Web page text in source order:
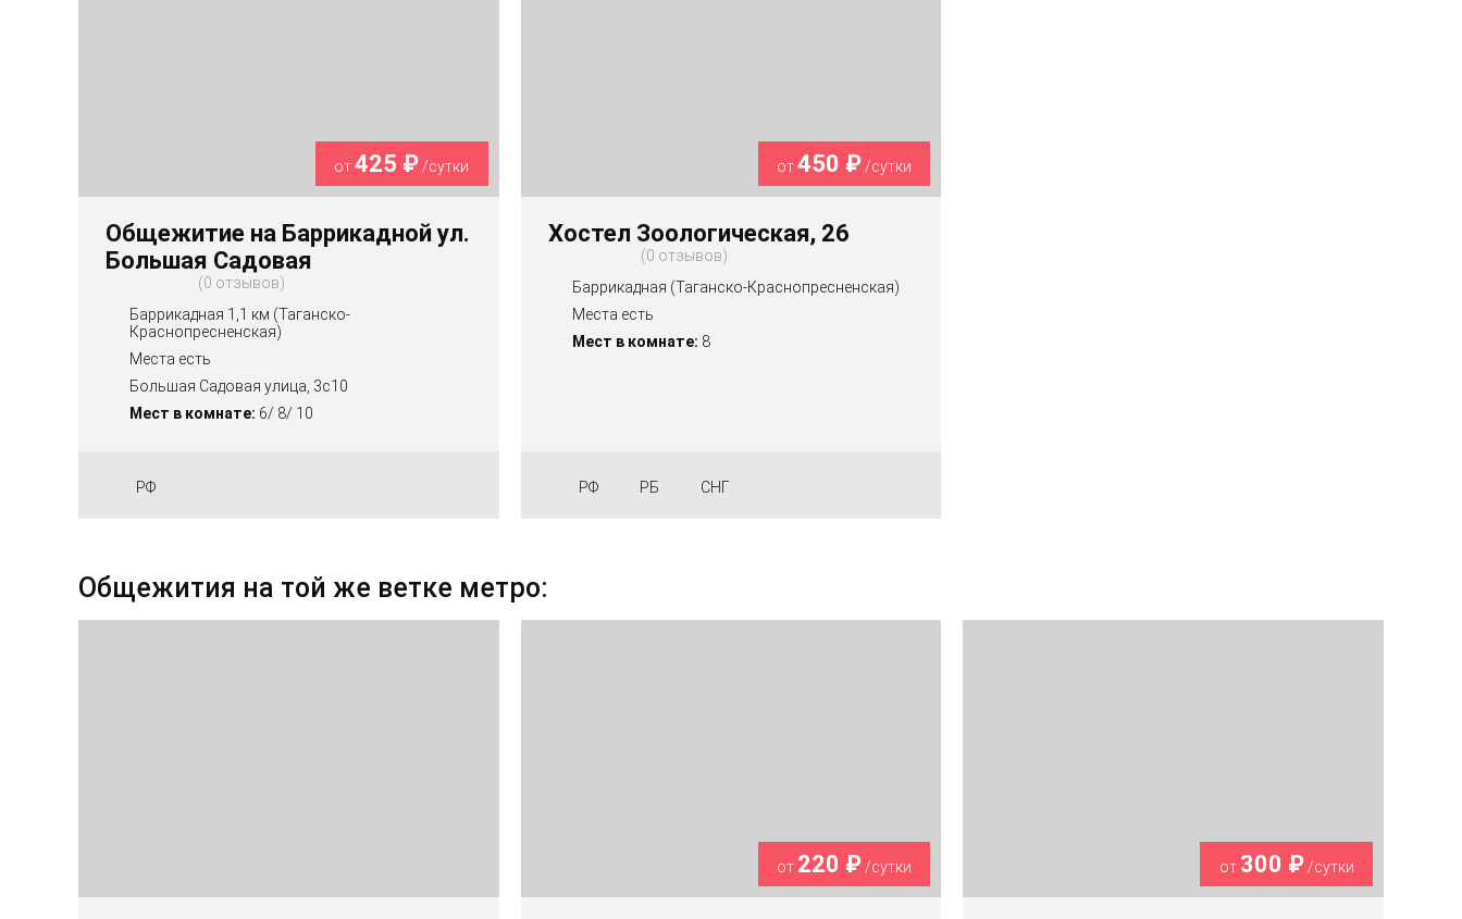
от425 ₽ /сутки
Общежитие на Баррикадной ул.
Большая Садовая
0 отзывов
Баррикадная 1,1 км (Таганско-
Краснопресненская)
Места есть
Большая Садовая улица, 3с10
Мест в комнате: 6/ 8/ 10
РФ
от450 ₽ /сутки
Хостел Зоологическая, 26
0 отзывов
Баррикадная (Таганско-Краснопресненская)
Места есть
Мест в комнате: 8
РФ РБ СНГ
Общежития на той же ветке метро:
от 220 ₽/сутки от 300 ₽/сутки